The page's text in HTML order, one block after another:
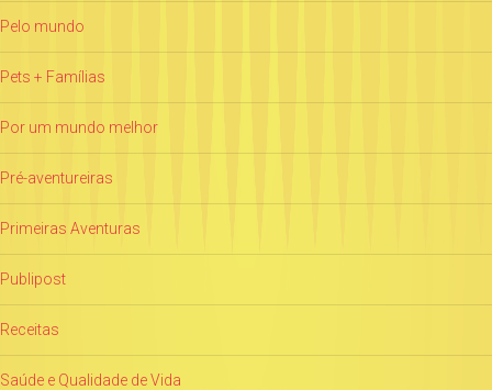
Pelo mundo
Pets + Famílias
Por um mundo melhor
Pré-aventureiras
Primeiras Aventuras
Publipost
Receitas
Saúde e Qualidade de Vida